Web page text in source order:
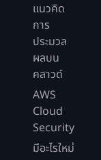
แนวคิด
การ
ประมวล
ผลบน
คลาวด์
AWS
Cloud
Security
มีอะไรใหม่